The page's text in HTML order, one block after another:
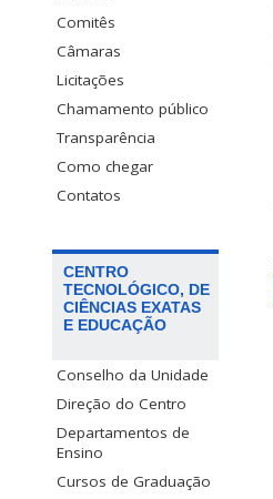
Comitês
Câmaras
Licitações
Chamamento público
Transparência
Como chegar
Contatos
CENTRO
TECNOLÓGICO, DE
CIÊNCIAS EXATAS
E EDUCAÇÃO
Conselho da Unidade
Direção do Centro
Departamentos de
Ensino
Cursos de Graduação